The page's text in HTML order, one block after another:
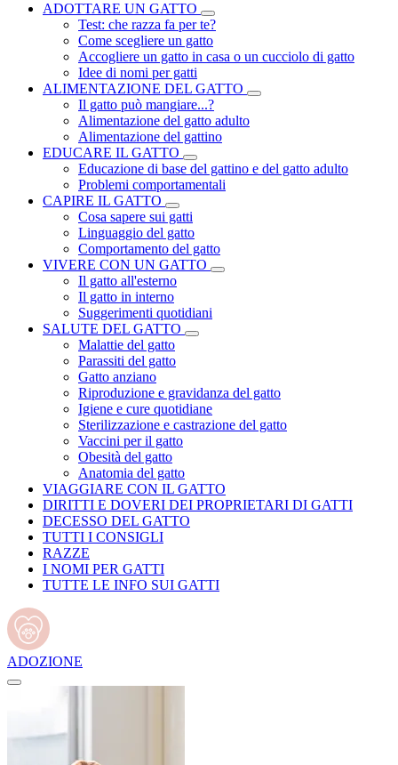
ADOTTARE UN GATTO
Test: che razza fa per te?
Come scegliere un gatto
Accogliere un gatto in casa o un cucciolo di gatto
Idee di nomi per gatti
ALIMENTAZIONE DEL GATTO
Il gatto può mangiare...?
Alimentazione del gatto adulto
Alimentazione del gattino
EDUCARE IL GATTO
Educazione di base del gattino e del gatto adulto
Problemi comportamentali
CAPIRE IL GATTO
Cosa sapere sui gatti
Linguaggio del gatto
Comportamento del gatto
VIVERE CON UN GATTO
Il gatto all'esterno
Il gatto in interno
Suggerimenti quotidiani
SALUTE DEL GATTO
Malattie del gatto
Parassiti del gatto
Gatto anziano
Riproduzione e gravidanza del gatto
Igiene e cure quotidiane
Sterilizzazione e castrazione del gatto
Vaccini per il gatto
Obesità del gatto
Anatomia del gatto
VIAGGIARE CON IL GATTO
DIRITTI E DOVERI DEI PROPRIETARI DI GATTI
DECESSO DEL GATTO
TUTTI I CONSIGLI
RAZZE
I NOMI PER GATTI
TUTTE LE INFO SUI GATTI
ADOZIONE